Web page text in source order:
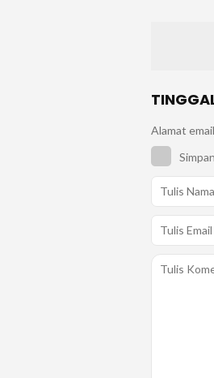
Alamat